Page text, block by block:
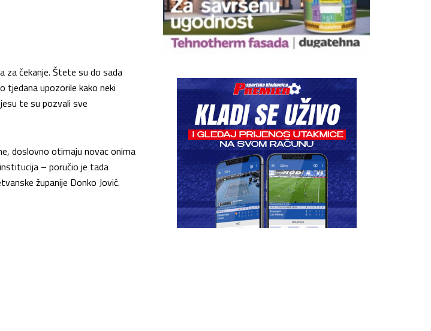
za čekanje. Štete su do sada
tjedana upozorile kako neki
te su pozvali sve
doslovno otimaju novac onima
– poručio je tada
županije Donko Jović.